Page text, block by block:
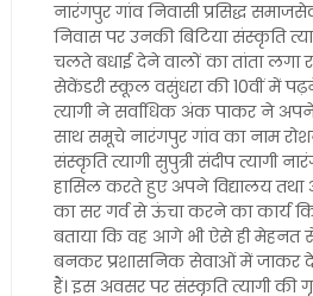
नारंगपुर गांव निवासी प्रसिद्ध
निवास पर उनकी बिटिया संस्कृति
चलते बधाई देने वालों का तांता लगा
सेकेंडरी स्कूल वसुंधरा की 10वीं में
त्यागी ने सर्वाधिक अंक पाकर ने
साथ समूचे नारंगपुर गांव का नाम
संस्कृति त्यागी सुपुत्री संदीप त्यागी
हासिल करते हुए अपने विद्यालय तथा
का सर गर्व से ऊंचा करने का कार्य
बताया कि वह आगे भी ऐसे ही
बनकर प्रशासनिक सेवाओं में जाकर
हैं। इस अवसर पर संस्कृति त्यागी की